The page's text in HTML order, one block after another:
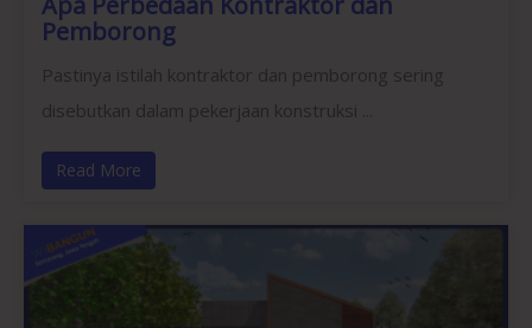
Pemborong
Pastinya istilah kontraktor dan pemborong sering
disebutkan dalam pekerjaan konstruksi ...
Read More